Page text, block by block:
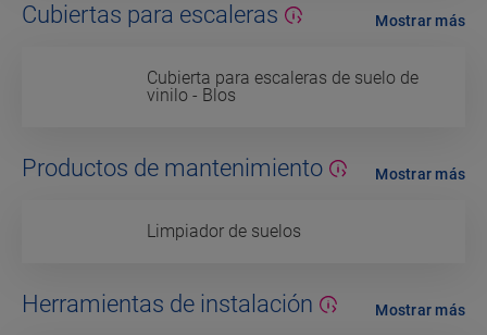
Cubiertas para escaleras
Cubierta para escaleras de suelo de
vinilo - Blos
Mostrar más
Productos de mantenimiento
Limpiador de suelos
Mostrar más
Herramientas de instalación Mostrar más